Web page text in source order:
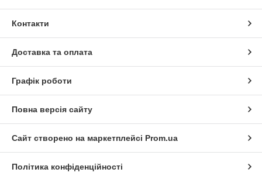
Контакти
Доставка та оплата
Графік роботи
Повна версія сайту
Сайт створено на маркетплейсі Prom.ua
Політика конфіденційності